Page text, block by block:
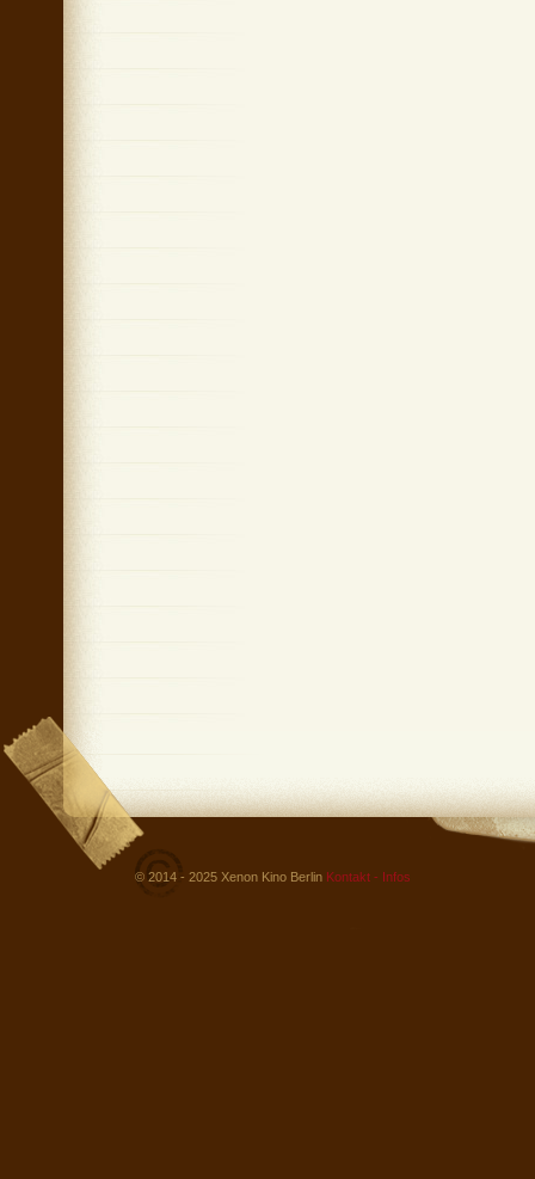
© 2014 - 2025 Xenon Kino Berlin Kontakt - Infos